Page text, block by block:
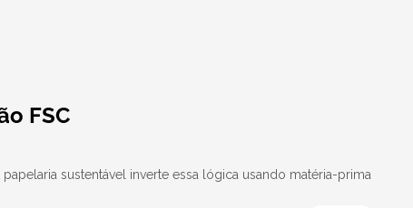
FSC
sustentável inverte essa lógica usando matéria-prima